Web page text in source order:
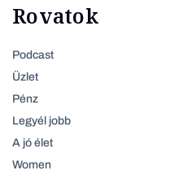
Rovatok
Podcast
Üzlet
Pénz
Legyél jobb
A jó élet
Women